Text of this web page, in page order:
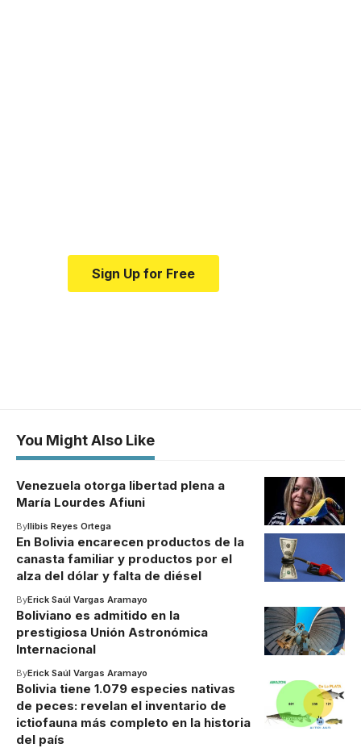
Sign Up for Free
You Might Also Like
Venezuela otorga libertad plena a
María Lourdes Afiuni
ByIlibis Reyes Ortega
En Bolivia encarecen productos de la
canasta familiar y productos por el
alza del dólar y falta de diésel
ByErick Saúl Vargas Aramayo
Boliviano es admitido en la
prestigiosa Unión Astronómica
Internacional
ByErick Saúl Vargas Aramayo
Bolivia tiene 1.079 especies nativas
de peces: revelan el inventario de
ictiofauna más completo en la historia
del país